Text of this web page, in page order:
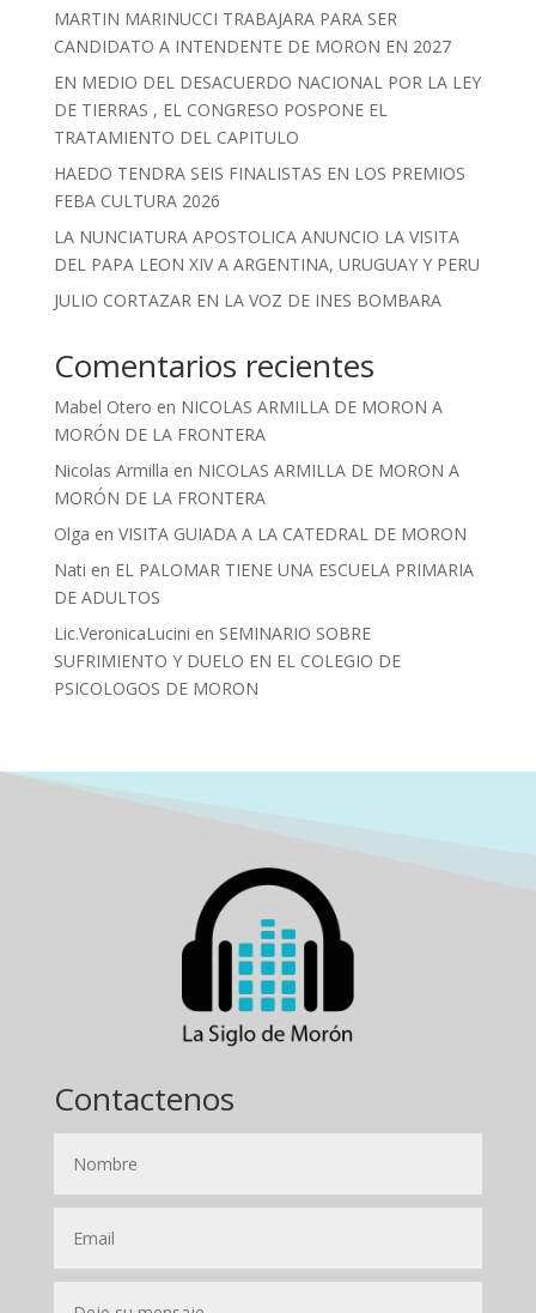
MARTIN MARINUCCI TRABAJARA PARA SER
CANDIDATO A INTENDENTE DE MORON EN 2027
EN MEDIO DEL DESACUERDO NACIONAL POR LA LEY
DE TIERRAS , EL CONGRESO POSPONE EL
TRATAMIENTO DEL CAPITULO
HAEDO TENDRA SEIS FINALISTAS EN LOS PREMIOS
FEBA CULTURA 2026
LA NUNCIATURA APOSTOLICA ANUNCIO LA VISITA
DEL PAPA LEON XIV A ARGENTINA, URUGUAY Y PERU
JULIO CORTAZAR EN LA VOZ DE INES BOMBARA
Comentarios recientes
Mabel Otero en NICOLAS ARMILLA DE MORON A
MORÓN DE LA FRONTERA
Nicolas Armilla en NICOLAS ARMILLA DE MORON A
MORÓN DE LA FRONTERA
Olga en VISITA GUIADA A LA CATEDRAL DE MORON
Nati en EL PALOMAR TIENE UNA ESCUELA PRIMARIA
DE ADULTOS
Lic.VeronicaLucini en SEMINARIO SOBRE
SUFRIMIENTO Y DUELO EN EL COLEGIO DE
PSICOLOGOS DE MORON
Contactenos